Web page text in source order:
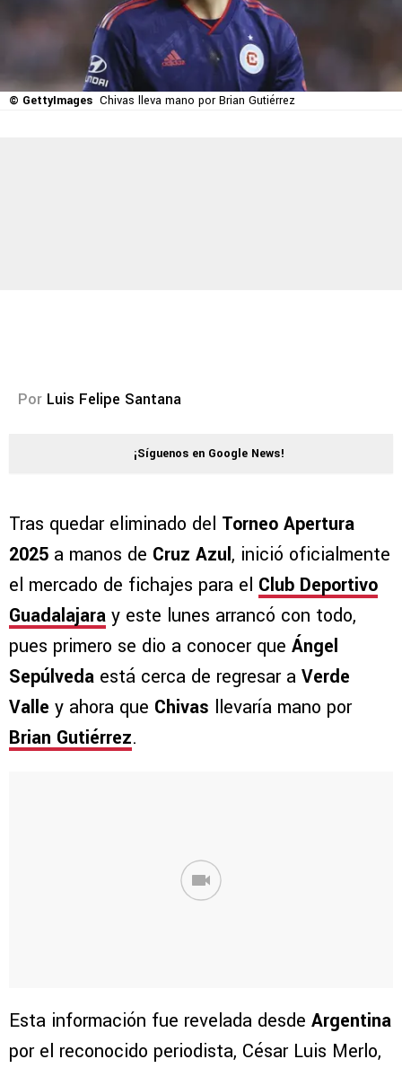
© GettyImages Chivas lleva mano por Brian Gutiérrez
Por Luis Felipe Santana
¡Síguenos en Google News!
Tras quedar eliminado del Torneo Apertura
2025 a manos de Cruz Azul, inició oficialmente
el mercado de fichajes para el Club Deportivo
Guadalajara y este lunes arrancó con todo,
pues primero se dio a conocer que Ángel
Sepúlveda está cerca de regresar a Verde
Valle y ahora que Chivas llevaría mano por
Brian Gutiérrez.
Esta información fue revelada desde Argentina
por el reconocido periodista, César Luis Merlo,